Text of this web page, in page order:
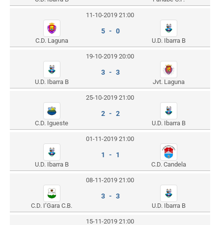
11-10-2019 21:00
C.D. Laguna
5 - 0
U.D. Ibarra B
19-10-2019 20:00
U.D. Ibarra B
3 - 3
Jvt. Laguna
25-10-2019 21:00
C.D. Igueste
2 - 2
U.D. Ibarra B
01-11-2019 21:00
U.D. Ibarra B
1 - 1
C.D. Candela
08-11-2019 21:00
C.D. I’Gara C.B.
3 - 3
U.D. Ibarra B
15-11-2019 21:00